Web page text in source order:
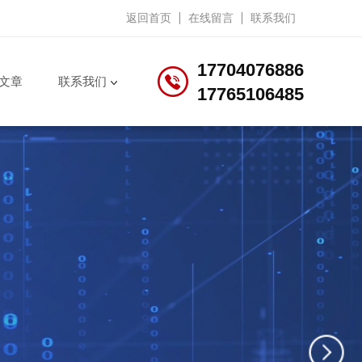
返回首页 在线留言 联系我们
17704076886
17765106485
章 联系我们